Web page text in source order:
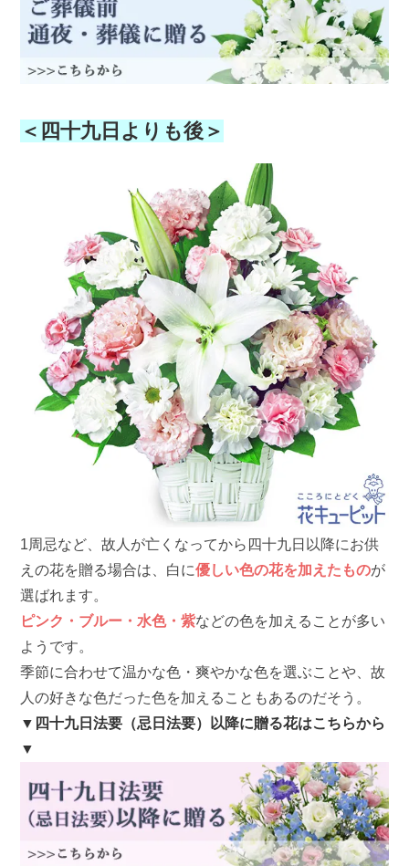
＜四十九日よりも後＞
1周忌など、故人が亡くなってから四十九日以降にお供
えの花を贈る場合は、白に優しい色の花を加えたものが
選ばれます。
ピンク・ブルー・水色・紫などの色を加えることが多い
ようです。
季節に合わせて温かな色・爽やかな色を選ぶことや、故
人の好きな色だった色を加えることもあるのだそう。
▼四十九日法要（忌日法要）以降に贈る花はこちらから
▼